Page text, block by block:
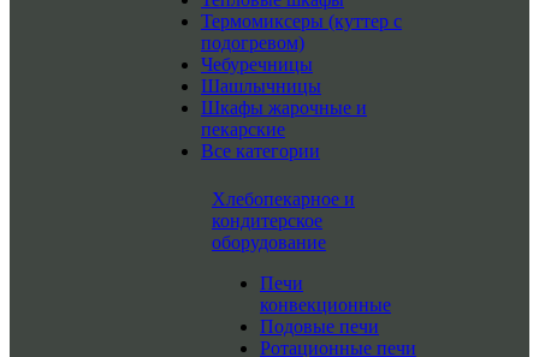
Термомиксеры (куттер с
подогревом)
Чебуречницы
Шашлычницы
Шкафы жарочные и
пекарские
Все категории
Хлебопекарное и
кондитерское
оборудование
Печи
конвекционные
Подовые печи
Ротационные печи